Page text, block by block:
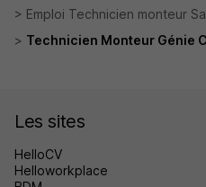
Emploi Technicien monteur
Technicien Monteur Génie
Les sites
HelloCV
Helloworkplace